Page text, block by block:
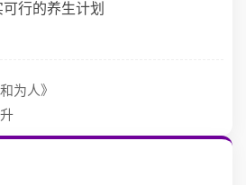
行的养生计划
为人》